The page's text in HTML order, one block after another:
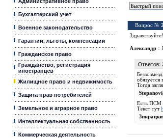
Бухгалтерский учет
Военное законодательство
Гарантии, льготы, компенсации
Гражданское право
Гражданство, регистрация
иностранцев
Жилищное право и недвижимость
Защита прав потребителей
Земельное и аграрное право
Интеллектуальная собственность
Коммерческая деятельность
Вопрос №
Александр ::
Ответов:
Тогда
Есть ПСМ
Текст тут